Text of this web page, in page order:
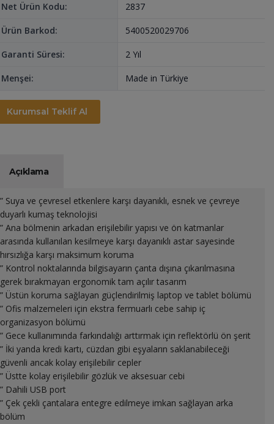
Net Ürün Kodu: 2837
Ürün Barkod: 5400520029706
Garanti Süresi: 2 Yıl
Menşei: Made in Türkiye
Kurumsal Teklif Al
Açıklama
” Suya ve çevresel etkenlere karşı dayanıklı, esnek ve çevreye
duyarlı kumaş teknolojisi
” Ana bölmenin arkadan erişilebilir yapısı ve ön katmanlar
arasında kullanılan kesilmeye karşı dayanıklı astar sayesinde
hırsızlığa karşı maksimum koruma
” Kontrol noktalarında bilgisayarın çanta dışına çıkarılmasına
gerek bırakmayan ergonomik tam açılır tasarım
” Üstün koruma sağlayan güçlendirilmiş laptop ve tablet bölümü
” Ofis malzemeleri için ekstra fermuarlı cebe sahip iç
organizasyon bölümü
” Gece kullanımında farkındalığı arttırmak için reflektörlü ön şerit
” İki yanda kredi kartı, cüzdan gibi eşyaların saklanabileceği
güvenli ancak kolay erişilebilir cepler
” Üstte kolay erişilebilir gözlük ve aksesuar cebi
” Dahili USB port
” Çek çekli çantalara entegre edilmeye imkan sağlayan arka
bölüm